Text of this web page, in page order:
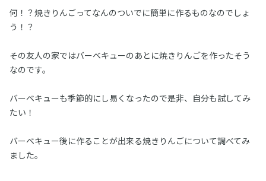
何！？焼きりんごってなんのついでに簡単に作るものなのでしょ
う！？
その友人の家ではバーベキューのあとに焼きりんごを作ったそう
なのです。
バーベキューも季節的にし易くなったので是非、自分も試してみ
たい！
バーベキュー後に作ることが出来る焼きりんごについて調べてみ
ました。